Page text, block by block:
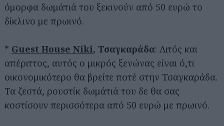
όμορφα δωμάτιά του ξεκινούν από 50 ευρώ το
δίκλινο με πρωινό.
* Guest House Niki, Τσαγκαράδα: Λιτός και
απέριττος, αυτός ο μικρός ξενώνας είναι ό,τι
οικονομικότερο θα βρείτε ποτέ στην Τσαγκαράδα.
Τα ζεστά, ρουστίκ δωμάτιά του δε θα σας
κοστίσουν περισσότερα από 50 ευρώ με πρωινό.